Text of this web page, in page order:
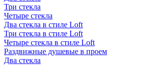
Три стекла
Четыре стекла
Два стекла в стиле Loft
Три стекла в стиле Loft
Четыре стекла в стиле Loft
Раздвижные душевые в проем
Два стекла